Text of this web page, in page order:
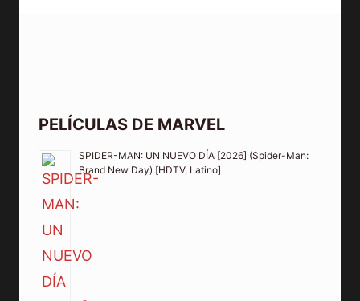
PELÍCULAS DE MARVEL
SPIDER-MAN: UN NUEVO DÍA [2026] (Spider-Man:
Brand New Day) [HDTV, Latino]